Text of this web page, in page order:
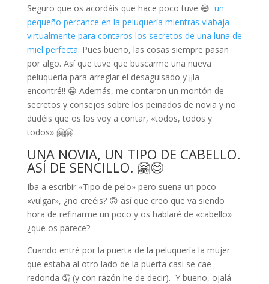
Seguro que os acordáis que hace poco tuve 😅 un
pequeño percance en la peluquería mientras viabaja
virtualmente para contaros los secretos de una luna de
miel perfecta. Pues bueno, las cosas siempre pasan
por algo. Así que tuve que buscarme una nueva
peluquería para arreglar el desaguisado y ¡¡la
encontré!! 😁 Además, me contaron un montón de
secretos y consejos sobre los peinados de novia y no
dudéis que os los voy a contar, «todos, todos y
todos» 🤗🤗
UNA NOVIA, UN TIPO DE CABELLO.
ASÍ DE SENCILLO. 🤗😊
Iba a escribir «Tipo de pelo» pero suena un poco
«vulgar», ¿no creéis? 🙃 así que creo que va siendo
hora de refinarme un poco y os hablaré de «cabello»
¿que os parece?
Cuando entré por la puerta de la peluquería la mujer
que estaba al otro lado de la puerta casi se cae
redonda 🤦 (y con razón he de decir). Y bueno, ojalá